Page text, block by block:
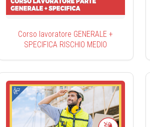
Corso lavoratore GENERALE +
SPECIFICA RISCHIO MEDIO